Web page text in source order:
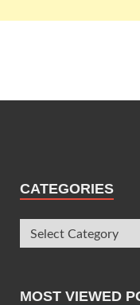
CATEGORIES
MOST VIEWED